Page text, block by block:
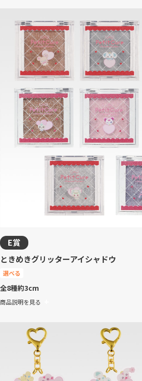
E賞
ときめきグリッターアイシャドウ
選べる
全8種約3cm
商品説明を見る